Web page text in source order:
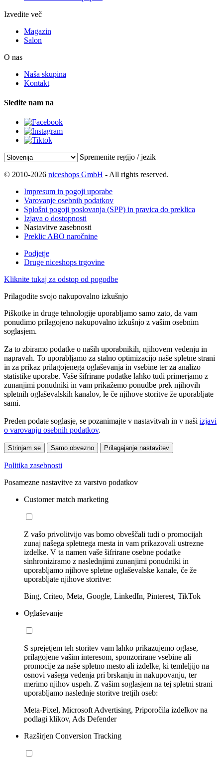
Izvedite več
Magazin
Salon
O nas
Naša skupina
Kontakt
Sledite nam na
Spremenite regijo / jezik
© 2010-2026 niceshops GmbH - All rights reserved.
Impresum in pogoji uporabe
Varovanje osebnih podatkov
Splošni pogoji poslovanja (SPP) in pravica do preklica
Izjava o dostopnosti
Nastavitve zasebnosti
Preklic ABO naročnine
Podjetje
Druge niceshops trgovine
Kliknite tukaj za odstop od pogodbe
Prilagodite svojo nakupovalno izkušnjo
Piškotke in druge tehnologije uporabljamo samo zato, da vam
ponudimo prilagojeno nakupovalno izkušnjo z vašim osebnim
soglasjem.
Za to zbiramo podatke o naših uporabnikih, njihovem vedenju in
napravah. To uporabljamo za stalno optimizacijo naše spletne strani
in za prikaz prilagojenega oglaševanja in vsebine ter za analizo
statistike uporabe. Vaše šifrirane podatke lahko tudi primerjamo z
zunanjimi ponudniki in vam prikažemo ponudbe prek njihovih
spletnih oglaševalskih kanalov, le če njihove storitve že uporabljate
sami.
Preden podate soglasje, se pozanimajte v nastavitvah in v naši izjavi
o varovanju osebnih podatkov.
Strinjam se Samo obvezno Prilagajanje nastavitev
Politika zasebnosti
Posamezne nastavitve za varstvo podatkov
Customer match marketing
Z vašo privolitvijo vas bomo obveščali tudi o promocijah
zunaj našega spletnega mesta in vam prikazovali ustrezne
izdelke. V ta namen vaše šifrirane osebne podatke
sinhroniziramo z naslednjimi zunanjimi ponudniki in
uporabljamo njihove spletne oglaševalske kanale, če že
uporabljate njihove storitve:
Bing, Criteo, Meta, Google, LinkedIn, Pinterest, TikTok
Oglaševanje
S sprejetjem teh storitev vam lahko prikazujemo oglase,
prilagojene vašim interesom, sponzorirane vsebine ali
promocije za naše spletno mesto ali izdelke, ki temleljijo na
osnovi vašega vedenja pri brskanju in nakupovanju, ter
merimo njihov uspeh. Z vašim soglasjem na tej spletni strani
uporabljamo naslednje storitve tretjih oseb:
Meta-Pixel, Microsoft Advertising, Priporočila izdelkov na
podlagi klikov, Ads Defender
Razširjen Conversion Tracking